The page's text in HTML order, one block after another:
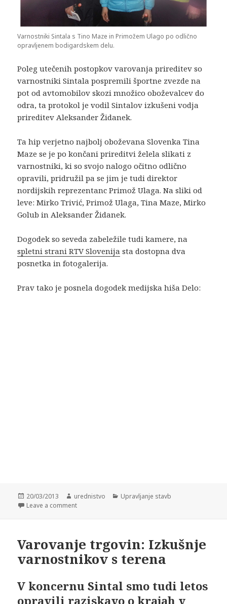
Varnostniki Sintala s Tino Maze in Primožem Ulago po odlično
opravljenem bodigardskem delu.
Poleg utečenih postopkov varovanja prireditev so
varnostniki Sintala pospremili športne zvezde na
pot od avtomobilov skozi množico oboževalcev do
odra, ta protokol je vodil Sintalov izkušeni vodja
prireditev Aleksander Židanek.
Ta hip verjetno najbolj oboževana Slovenka Tina
Maze se je po končani prireditvi želela slikati z
varnostniki, ki so svojo nalogo očitno odlično
opravili, pridružil pa se jim je tudi direktor
nordijskih reprezentanc Primož Ulaga. Na sliki od
leve: Mirko Trivić, Primož Ulaga, Tina Maze, Mirko
Golub in Aleksander Židanek.
Dogodek so seveda zabeležile tudi kamere, na
spletni strani RTV Slovenija sta dostopna dva
posnetka in fotogalerija.
Prav tako je posnela dogodek medijska hiša Delo:
Posted
on
20/03/2013 Author
urednistvo Categories
Upravljanje stavb
Leave a comment
Varovanje trgovin: Izkušnje
varnostnikov s terena
V koncernu Sintal smo tudi letos
opravili raziskavo o krajah v